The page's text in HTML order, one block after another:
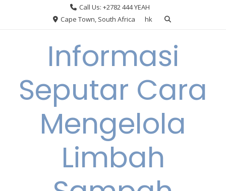
Call Us: +2782 444 YEAH
Cape Town, South Africa
hk
Informasi
Seputar Cara
Mengelola
Limbah